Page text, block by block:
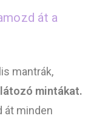
át a
mantrák,
mintákat.
át minden